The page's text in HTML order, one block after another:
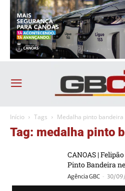
Início Tags Medalha pinto bandeira
Tag: medalha pinto
CANOAS |
Pinto Bandeira
Agência GBC - 30/